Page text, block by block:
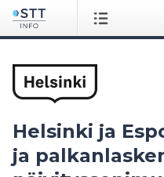
Helsinki ja
ja